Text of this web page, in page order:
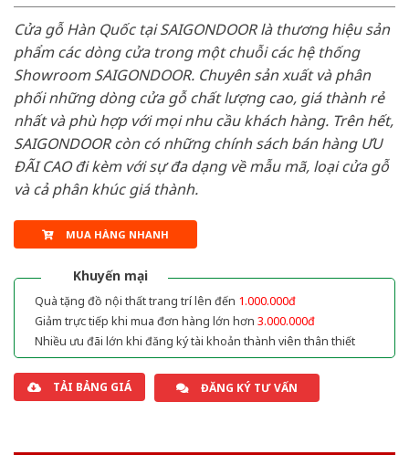
Cửa gỗ Hàn Quốc tại SAIGONDOOR là thương hiệu sản
phẩm các dòng cửa trong một chuỗi các hệ thống
Showroom SAIGONDOOR. Chuyên sản xuất và phân
phối những dòng cửa gỗ chất lượng cao, giá thành rẻ
nhất và phù hợp với mọi nhu cầu khách hàng. Trên hết,
SAIGONDOOR còn có những chính sách bán hàng ƯU
ĐÃI CAO đi kèm với sự đa dạng về mẫu mã, loại cửa gỗ
và cả phân khúc giá thành.
MUA HÀNG NHANH
Khuyến mại
Quà tặng đồ nội thất trang trí lên đến 1.000.000đ
Giảm trực tiếp khi mua đơn hàng lớn hơn 3.000.000đ
Nhiều ưu đãi lớn khi đăng ký tài khoản thành viên thân thiết
TẢI BẢNG GIÁ ĐĂNG KÝ TƯ VẤN